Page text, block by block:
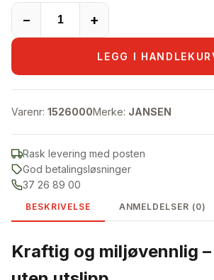
− +
LEGG I
Varenr: 1526000Merke: JANSEN
Rask levering med posten
God betalingsløsninger
37 26 89 00
BESKRIVELSE ANMELDELSER (0)
Kraftig og miljøvennlig